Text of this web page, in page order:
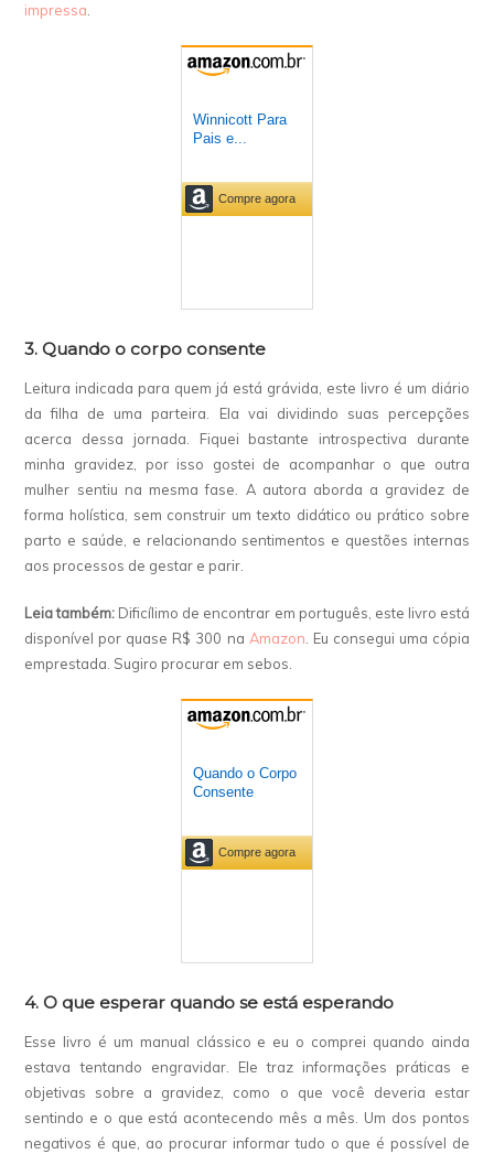
impressa
3. Quando o corpo consente
Leitura indicada para quem já está grávida, este livro é um diário
da filha de uma parteira. Ela vai dividindo suas percepções
acerca dessa jornada. Fiquei bastante introspectiva durante
minha gravidez, por isso gostei de acompanhar o que outra
mulher sentiu na mesma fase. A autora aborda a gravidez de
forma holística, sem construir um texto didático ou prático sobre
parto e saúde, e relacionando sentimentos e questões internas
aos processos de gestar e parir.
Leia também: Dificílimo de encontrar em português, este livro está
disponível por quase R$ 300 na Amazon . Eu consegui uma cópia
emprestada. Sugiro procurar em sebos.
4. O que esperar quando se está esperando
Esse livro é um manual clássico e eu o comprei quando ainda
estava tentando engravidar. Ele traz informações práticas e
objetivas sobre a gravidez, como o que você deveria estar
sentindo e o que está acontecendo mês a mês. Um dos pontos
negativos é que, ao procurar informar tudo o que é possível de